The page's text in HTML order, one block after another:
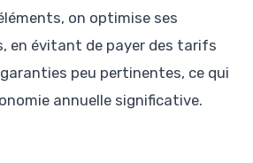
on optimise ses
en évitant de payer des tarifs
peu pertinentes, ce qui
annuelle significative.